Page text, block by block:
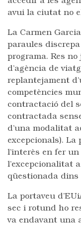
avui la ciutat no
La Carmen
paraules
programa. Res
d’agència de
replantejament
competències
contractació del
contractada
d’una modalitat
excepcionals). La
l’interès en fer
l’excepcionalitat
qüestionada dins
La portaveu
sec i rotund ho
va endavant una